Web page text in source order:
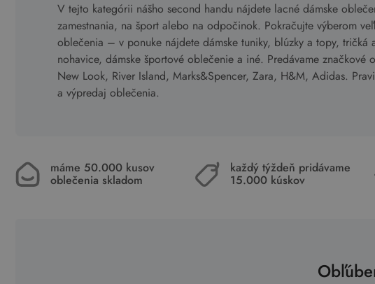
V tejto kategórii nášho second handu nájdete lacné dámske
zamestnania, na šport alebo na odpočinok. Pokračujte výberom
oblečenia – v ponuke nájdete dámske tuniky, blúzky a topy, tričká
nohavice, dámske športové oblečenie a iné. Predávame značkové
New Look, River Island, Marks&Spencer, Zara, H&M, Adidas.
a výpredaj oblečenia.
máme 50.000 kusov
oblečenia skladom
každý týždeň pridávame
15.000 kúskov